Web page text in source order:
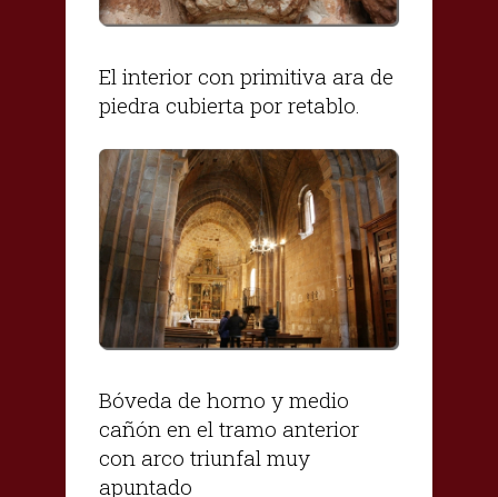
El interior con primitiva ara de
piedra cubierta por retablo.
Bóveda de horno y medio
cañón en el tramo anterior
con arco triunfal muy
apuntado